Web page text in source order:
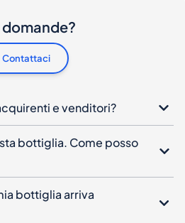
e venditori?
bottiglia. Come posso
bottiglia arriva